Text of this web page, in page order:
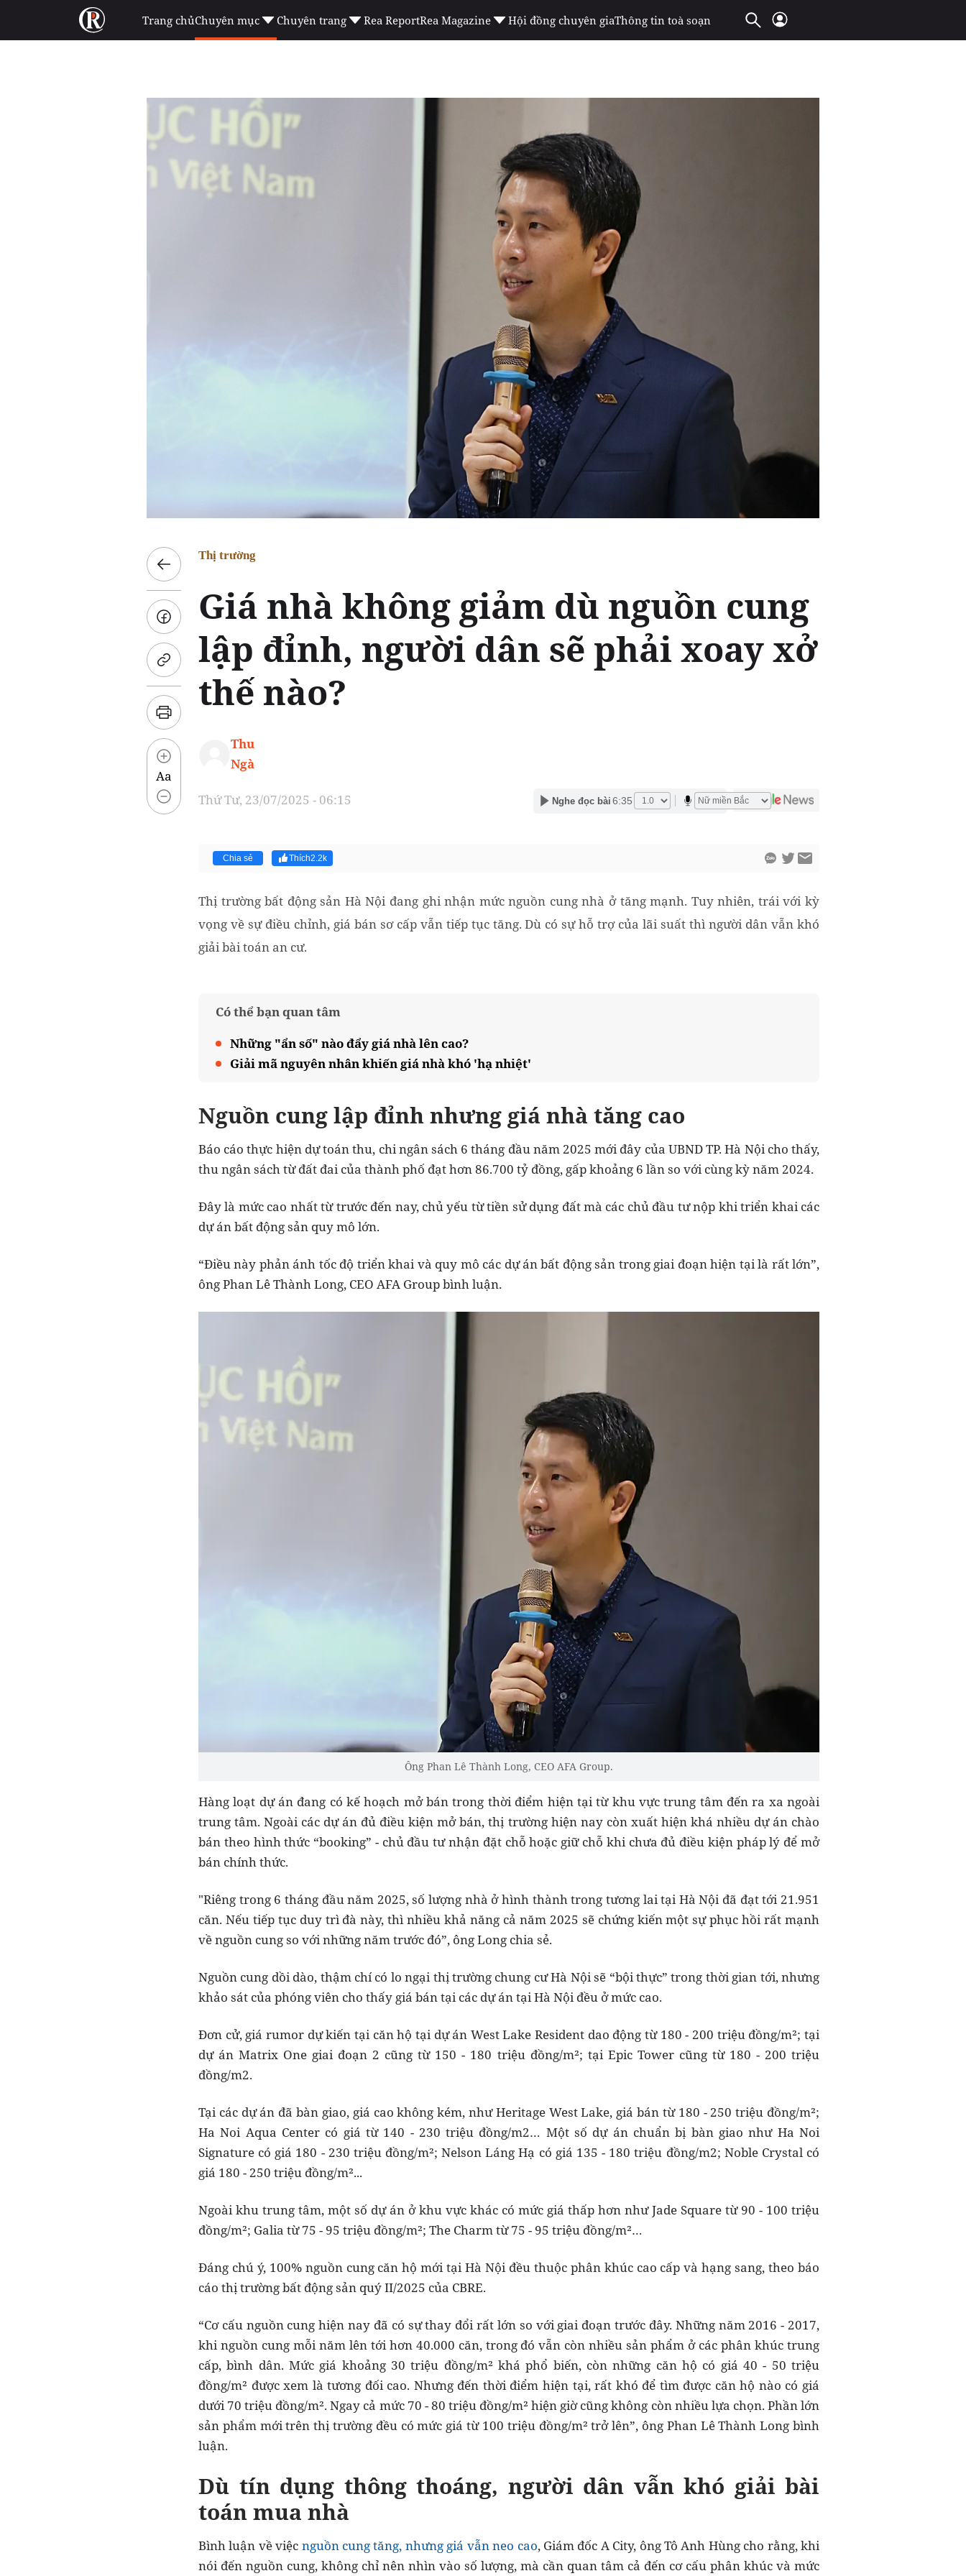
Trang chủChuyên mục Chuyên trang Rea ReportRea Magazine Hội đồng chuyên giaThông tin toà soạn
Aa
Thị trường
Giá nhà không giảm dù nguồn cung
lập đỉnh, người dân sẽ phải xoay xở
thế nào?
Thu
Ngà
Thứ Tư, 23/07/2025 - 06:15 Nghe đọc bài 6:35
Chia sẻ Thích2.2k
Thị trường bất động sản Hà Nội đang ghi nhận mức nguồn cung nhà ở tăng mạnh. Tuy nhiên, trái với kỳ
vọng về sự điều chỉnh, giá bán sơ cấp vẫn tiếp tục tăng. Dù có sự hỗ trợ của lãi suất thì người dân vẫn khó
giải bài toán an cư.
Có thể bạn quan tâm
Những "ẩn số" nào đẩy giá nhà lên cao?
Giải mã nguyên nhân khiến giá nhà khó 'hạ nhiệt'
Nguồn cung lập đỉnh nhưng giá nhà tăng cao
Báo cáo thực hiện dự toán thu, chi ngân sách 6 tháng đầu năm 2025 mới đây của UBND TP. Hà Nội cho thấy,
thu ngân sách từ đất đai của thành phố đạt hơn 86.700 tỷ đồng, gấp khoảng 6 lần so với cùng kỳ năm 2024.
Đây là mức cao nhất từ trước đến nay, chủ yếu từ tiền sử dụng đất mà các chủ đầu tư nộp khi triển khai các
dự án bất động sản quy mô lớn.
“Điều này phản ánh tốc độ triển khai và quy mô các dự án bất động sản trong giai đoạn hiện tại là rất lớn”,
ông Phan Lê Thành Long, CEO AFA Group bình luận.
Ông Phan Lê Thành Long, CEO AFA Group.
Hàng loạt dự án đang có kế hoạch mở bán trong thời điểm hiện tại từ khu vực trung tâm đến ra xa ngoài
trung tâm. Ngoài các dự án đủ điều kiện mở bán, thị trường hiện nay còn xuất hiện khá nhiều dự án chào
bán theo hình thức “booking” - chủ đầu tư nhận đặt chỗ hoặc giữ chỗ khi chưa đủ điều kiện pháp lý để mở
bán chính thức.
"Riêng trong 6 tháng đầu năm 2025, số lượng nhà ở hình thành trong tương lai tại Hà Nội đã đạt tới 21.951
căn. Nếu tiếp tục duy trì đà này, thì nhiều khả năng cả năm 2025 sẽ chứng kiến một sự phục hồi rất mạnh
về nguồn cung so với những năm trước đó”, ông Long chia sẻ.
Nguồn cung dồi dào, thậm chí có lo ngại thị trường chung cư Hà Nội sẽ “bội thực” trong thời gian tới, nhưng
khảo sát của phóng viên cho thấy giá bán tại các dự án tại Hà Nội đều ở mức cao.
Đơn cử, giá rumor dự kiến tại căn hộ tại dự án West Lake Resident dao động từ 180 - 200 triệu đồng/m²; tại
dự án Matrix One giai đoạn 2 cũng từ 150 - 180 triệu đồng/m²; tại Epic Tower cũng từ 180 - 200 triệu
đồng/m2.
Tại các dự án đã bàn giao, giá cao không kém, như Heritage West Lake, giá bán từ 180 - 250 triệu đồng/m²;
Ha Noi Aqua Center có giá từ 140 - 230 triệu đồng/m2… Một số dự án chuẩn bị bàn giao như Ha Noi
Signature có giá 180 - 230 triệu đồng/m²; Nelson Láng Hạ có giá 135 - 180 triệu đồng/m2; Noble Crystal có
giá 180 - 250 triệu đồng/m²...
Ngoài khu trung tâm, một số dự án ở khu vực khác có mức giá thấp hơn như Jade Square từ 90 - 100 triệu
đồng/m²; Galia từ 75 - 95 triệu đồng/m²; The Charm từ 75 - 95 triệu đồng/m²…
Đáng chú ý, 100% nguồn cung căn hộ mới tại Hà Nội đều thuộc phân khúc cao cấp và hạng sang, theo báo
cáo thị trường bất động sản quý II/2025 của CBRE.
“Cơ cấu nguồn cung hiện nay đã có sự thay đổi rất lớn so với giai đoạn trước đây. Những năm 2016 - 2017,
khi nguồn cung mỗi năm lên tới hơn 40.000 căn, trong đó vẫn còn nhiều sản phẩm ở các phân khúc trung
cấp, bình dân. Mức giá khoảng 30 triệu đồng/m² khá phổ biến, còn những căn hộ có giá 40 - 50 triệu
đồng/m² được xem là tương đối cao. Nhưng đến thời điểm hiện tại, rất khó để tìm được căn hộ nào có giá
dưới 70 triệu đồng/m². Ngay cả mức 70 - 80 triệu đồng/m² hiện giờ cũng không còn nhiều lựa chọn. Phần lớn
sản phẩm mới trên thị trường đều có mức giá từ 100 triệu đồng/m² trở lên”, ông Phan Lê Thành Long bình
luận.
Dù tín dụng thông thoáng, người dân vẫn khó giải bài
toán mua nhà
Bình luận về việc nguồn cung tăng, nhưng giá vẫn neo cao, Giám đốc A City, ông Tô Anh Hùng cho rằng, khi
nói đến nguồn cung, không chỉ nên nhìn vào số lượng, mà cần quan tâm cả đến cơ cấu phân khúc và mức